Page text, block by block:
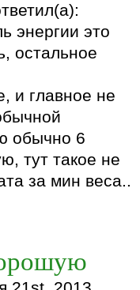
энергии это
остальное
и главное не
обычно 6
тут такое не
за мин веса..